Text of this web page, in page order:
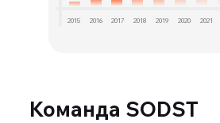
2015 2016 2017 2018 2019 2020 2021
Команда SODST